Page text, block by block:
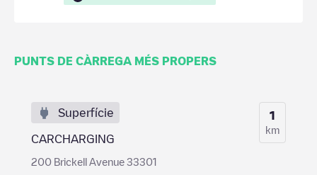
PUNTS DE CÀRREGA MÉS PROPERS
Superfície
CARCHARGING
200 Brickell Avenue 33301
1
km